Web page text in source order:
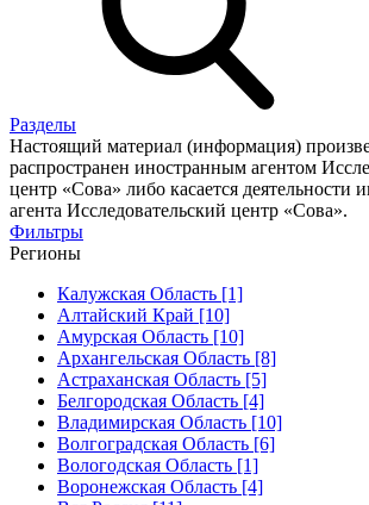
Разделы
Настоящий материал (информация)
распространен иностранным агентом
центр «Сова» либо касается деятельности
агента Исследовательский центр «Сова».
Фильтры
Регионы
Калужская Область [1]
Алтайский Край [10]
Амурская Область [10]
Архангельская Область [8]
Астраханская Область [5]
Белгородская Область [4]
Владимирская Область [10]
Волгоградская Область [6]
Вологодская Область [1]
Воронежская Область [4]